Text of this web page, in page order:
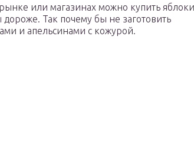
или магазинах можно купить яблоки
Так почему бы не заготовить
и апельсинами с кожурой.